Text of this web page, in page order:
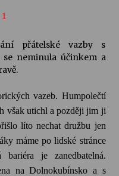
festival Quijotova
2026
Kolchoz a
1
přátelské vazby s
se neminula účinkem a
vazeb. Humpolečtí
však utichl a později jim ji
líto nechat družbu jen
máme po lidské stránce
je zanedbatelná.
na Dolnokubínsko a s